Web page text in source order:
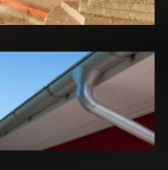
pose de
gouttière 39
Jura